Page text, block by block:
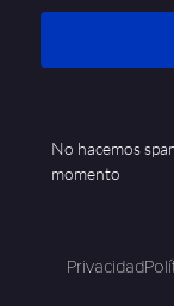
No hacemos
momento
Privacidad